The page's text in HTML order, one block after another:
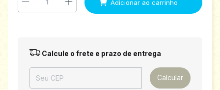
Entregas para o CEP: Alterar CEP
Calcule o frete e prazo de entrega
Calcular